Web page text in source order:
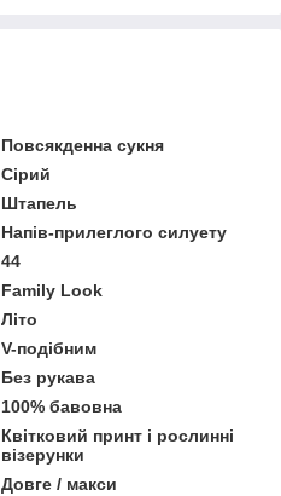
Повсякденна сукня
Сірий
Штапель
Напів-прилеглого силуету
44
Family Look
Літо
V-подібним
Без рукава
100% бавовна
Квітковий принт і рослинні
візерунки
Довге / макси